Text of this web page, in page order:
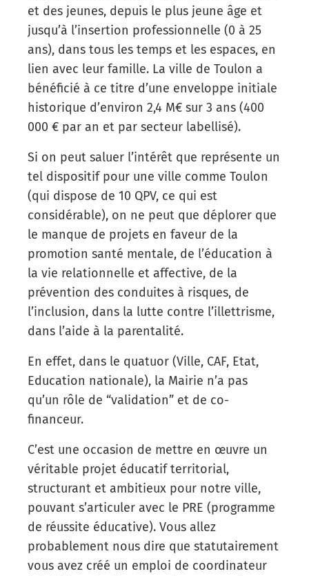
et des jeunes, depuis le plus jeune âge et
jusqu’à l’insertion professionnelle (0 à 25
ans), dans tous les temps et les espaces, en
lien avec leur famille. La ville de Toulon a
bénéficié à ce titre d’une enveloppe initiale
historique d’environ 2,4 M€ sur 3 ans (400
000 € par an et par secteur labellisé).
Si on peut saluer l’intérêt que représente un
tel dispositif pour une ville comme Toulon
(qui dispose de 10 QPV, ce qui est
considérable), on ne peut que déplorer que
le manque de projets en faveur de la
promotion santé mentale, de l’éducation à
la vie relationnelle et affective, de la
prévention des conduites à risques, de
l’inclusion, dans la lutte contre l’illettrisme,
dans l’aide à la parentalité.
En effet, dans le quatuor (Ville, CAF, Etat,
Education nationale), la Mairie n’a pas
qu’un rôle de “validation” et de co-
financeur.
C’est une occasion de mettre en œuvre un
véritable projet éducatif territorial,
structurant et ambitieux pour notre ville,
pouvant s’articuler avec le PRE (programme
de réussite éducative). Vous allez
probablement nous dire que statutairement
vous avez créé un emploi de coordinateur